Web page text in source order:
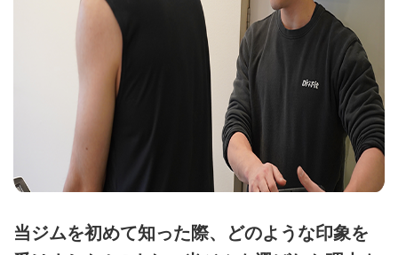
当ジムを初めて知った際、どのような印象を